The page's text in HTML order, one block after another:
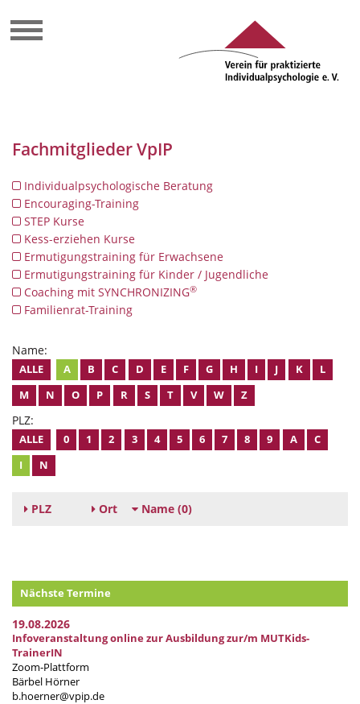
Fachmitglieder VpIP
Individualpsychologische Beratung
Encouraging-Training
STEP Kurse
Kess-erziehen Kurse
Ermutigungstraining für Erwachsene
Ermutigungstraining für Kinder / Jugendliche
Coaching mit SYNCHRONIZING®
Familienrat-Training
Name:
ALLE A B C D E F G H I J K
L
M
N O P R S T V W Z
PLZ:
ALLE 0 1 2 3 4 5 6 7 8 9 A
C
I
N
PLZ Ort Name (0)
Nächste Termine
19.08.2026
Infoveranstaltung online zur Ausbildung zur/m MUTKids-
TrainerIN
Zoom-Plattform
Bärbel Hörner
b.hoerner@vpip.de